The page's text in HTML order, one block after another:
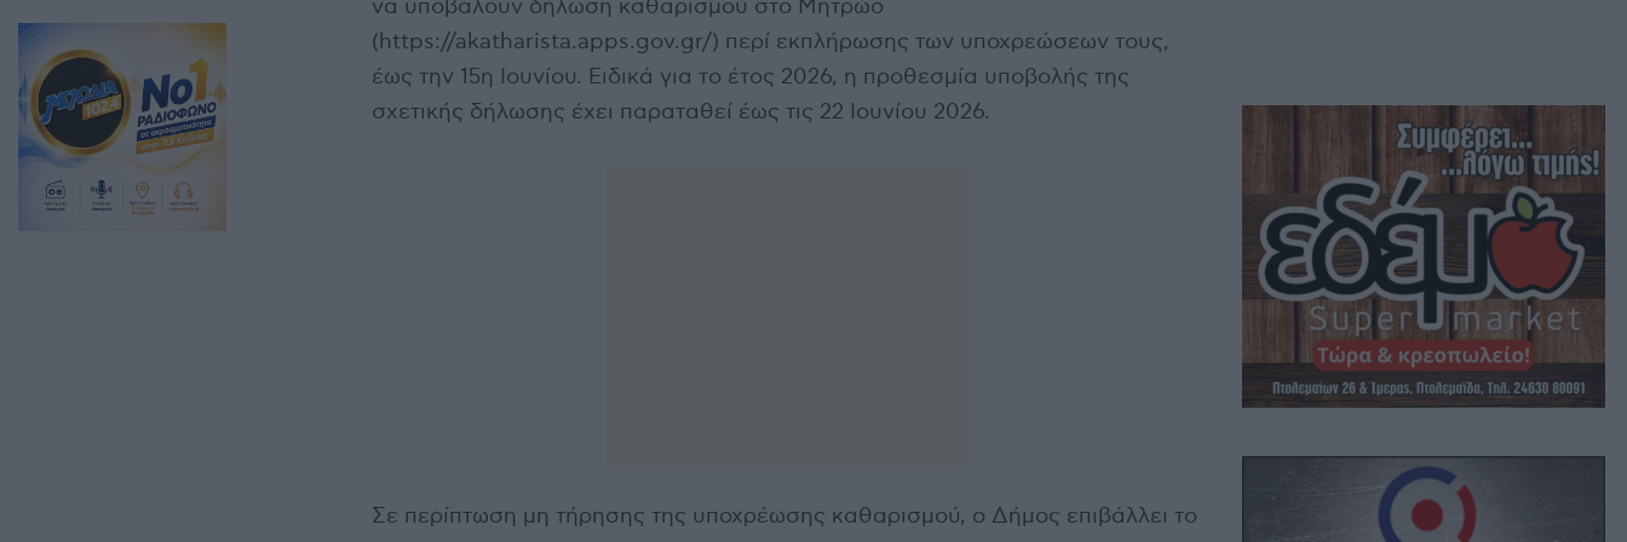
να υποβάλουν δήλωση καθαρισμού στο Μητρώο
(https://akatharista.apps.gov.gr/) περί εκπλήρωσης των υποχρεώσεων τους,
έως την 15η Ιουνίου. Ειδικά για το έτος 2026, η προθεσμία υποβολής της
σχετικής δήλωσης έχει παραταθεί έως τις 22 Ιουνίου 2026.
Σε περίπτωση μη τήρησης της υποχρέωσης καθαρισμού, ο Δήμος επιβάλλει το